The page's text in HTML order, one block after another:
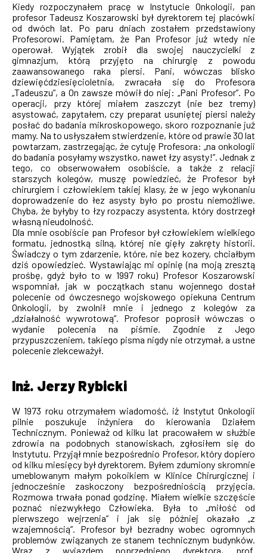
Kiedy rozpoczynałem pracę w Instytucie Onkologii, pan
profesor Tadeusz Koszarowski był dyrektorem tej placówki
od dwóch lat. Po paru dniach zostałem przedstawiony
Profesorowi. Pamiętam, że Pan Profesor już wtedy nie
operował. Wyjątek zrobił dla swojej nauczycielki z
gimnazjum, którą przyjęto na chirurgię z powodu
zaawansowanego raka piersi. Pani, wówczas blisko
dziewięćdziesięcioletnia, zwracała się do Profesora
„Tadeuszu”, a On zawsze mówił do niej: „Pani Profesor”. Po
operacji, przy której miałem zaszczyt (nie bez tremy)
asystować, zapytałem, czy preparat usuniętej piersi należy
posłać do badania mikroskopowego, skoro rozpoznanie już
mamy. Na to usłyszałem stwierdzenie, które od prawie 30 lat
powtarzam, zastrzegając, że cytuję Profesora: „na onkologii
do badania posyłamy wszystko, nawet łzy asysty!”. Jednak z
tego, co obserwowałem osobiście, a także z relacji
starszych kolegów, muszę powiedzieć, że Profesor był
chirurgiem i człowiekiem takiej klasy, że w jego wykonaniu
doprowadzenie do łez asysty było po prostu niemożliwe.
Chyba, że byłyby to łzy rozpaczy asystenta, który dostrzegł
własną nieudolność.
Dla mnie osobiście pan Profesor był człowiekiem wielkiego
formatu, jednostką silną, której nie gięły zakręty historii.
Świadczy o tym zdarzenie, które, nie bez kozery, chciałbym
dziś opowiedzieć. Wystawiając mi opinię (na moją zresztą
prośbę, gdyż było to w 1997 roku) Profesor Koszarowski
wspomniał, jak w początkach stanu wojennego dostał
polecenie od ówczesnego wojskowego opiekuna Centrum
Onkologii, by zwolnił mnie i jednego z kolegów za
„działalność wywrotową”. Profesor poprosił wówczas o
wydanie polecenia na piśmie. Zgodnie z Jego
przypuszczeniem, takiego pisma nigdy nie otrzymał, a ustne
polecenie zlekceważył.
Inż. Jerzy Rybicki
W 1973 roku otrzymałem wiadomość, iż Instytut Onkologii
pilnie poszukuje inżyniera do kierowania Działem
Technicznym. Ponieważ od kilku lat pracowałem w służbie
zdrowia na podobnych stanowiskach, zgłosiłem się do
Instytutu. Przyjął mnie bezpośrednio Profesor, który dopiero
od kilku miesięcy był dyrektorem. Byłem zdumiony skromnie
umeblowanym małym pokoikiem w Klinice Chirurgicznej i
jednocześnie zaskoczony bezpośredniością przyjęcia.
Rozmowa trwała ponad godzinę. Miałem wielkie szczęście
poznać niezwykłego Człowieka. Była to „miłość od
pierwszego wejrzenia” i jak się później okazało „z
wzajemnością”. Profesor był bezradny wobec ogromnych
problemów związanych ze stanem technicznym budynków.
Wraz z wyjazdem poprzedniego dyrektora, prof.